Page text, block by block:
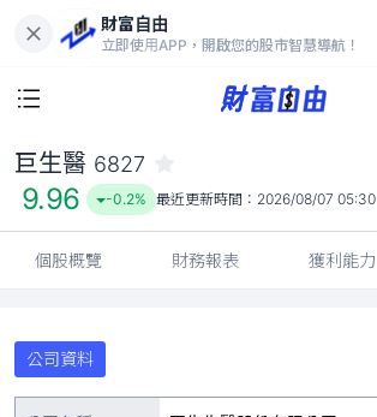
財富自由
立即使用APP，開啟您的股市智慧導航！
9.96
-0.2%
巨生醫 6827
9.96 -0.2% 最近更新時間： 2026/08/07 05:30
個股概覽 財務報表 獲利能力
公司資料